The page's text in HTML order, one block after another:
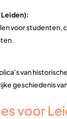
voor studenten,
van
geschiedenis
voor